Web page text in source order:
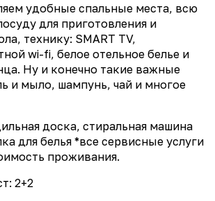
удобные спальные места, всю
для приготовления и
технику: SMART ТV,
wi-fi, белое отельное белье и
Ну и конечно такие важные
и мыло, шампунь, чай и многое
доска, стиральная машина
для белья *все сервисные услуги
проживания.
2+2